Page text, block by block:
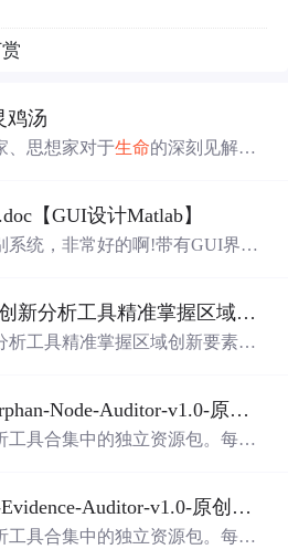
汤
、思想家对于生命的深刻见解和
【GUI设计Matlab】
系统，非常好的啊!带有GUI界
（GUI），非常容易使用。你只
，它将立即给出准确的识别结
工具，你一定会喜欢它的！
如何通过区域科技创新分析工具精准掌握区域创新要素分布与产业链融合现状？.docx
析工具精准掌握区域创新要素分
Visual-Workflow-Orphan-Node-Auditor-v1.0-原创源码与文档.zip
工具合集中的独立资源包。每个
能清单、MIT License及原创与授
目录，执行npm test验证算法，
Cypress-Flaky-Test-Evidence-Auditor-v1.0-原创源码与文档.zip
工具合集中的独立资源包。每个